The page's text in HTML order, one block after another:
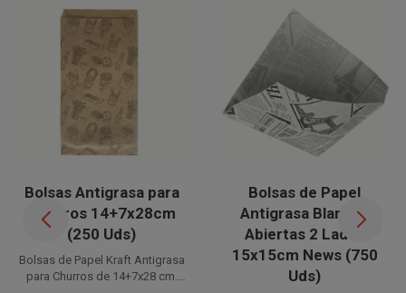
Bolsas Antigrasa para
Churros 14+7x28cm
(250 Uds)
Bolsas de Papel Kraft Antigrasa
para Churros de 14+7x28 cm.
Bolsas de Papel
Antigrasa Blancas
Abiertas 2 Lados
15x15cm News (750
Uds)